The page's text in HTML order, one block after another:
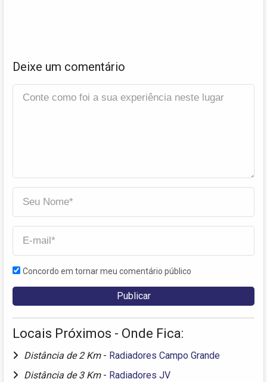
Deixe um comentário
Concordo em tornar meu comentário público
Locais Próximos - Onde Fica:
Distância de 2 Km - Radiadores Campo Grande
Distância de 3 Km - Radiadores JV